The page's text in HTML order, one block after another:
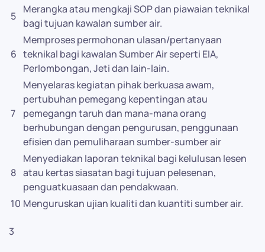
5
Merangka atau mengkaji SOP dan piawaian teknikal
bagi tujuan kawalan sumber air.
6
Memproses permohonan ulasan/pertanyaan
teknikal bagi kawalan Sumber Air seperti EIA,
Perlombongan, Jeti dan lain-lain.
7
Menyelaras kegiatan pihak berkuasa awam,
pertubuhan pemegang kepentingan atau
pemegangn taruh dan mana-mana orang
berhubungan dengan pengurusan, penggunaan
efisien dan pemuliharaan sumber-sumber air
8
Menyediakan laporan teknikal bagi kelulusan lesen
atau kertas siasatan bagi tujuan pelesenan,
penguatkuasaan dan pendakwaan.
10 Menguruskan ujian kualiti dan kuantiti sumber air.
3